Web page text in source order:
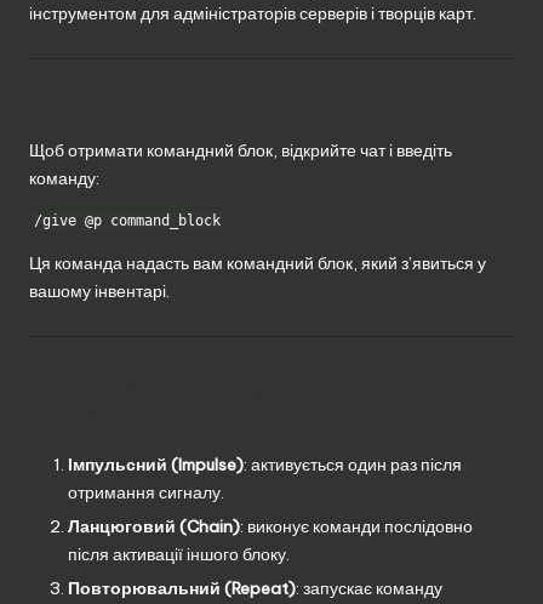
інструментом для адміністраторів серверів і творців карт.
Щоб отримати командний блок, відкрийте чат і введіть
команду:
/give @p command_block
Ця команда надасть вам командний блок, який з’явиться у
вашому інвентарі.
Імпульсний (Impulse): активується один раз після
отримання сигналу.
Ланцюговий (Chain): виконує команди послідовно
після активації іншого блоку.
Повторювальний (Repeat): запускає команду